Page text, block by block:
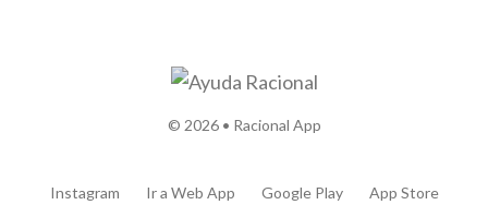
© 2026 • Racional App
Instagram Ir a Web App Google Play App Store